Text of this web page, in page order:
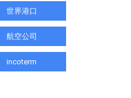
世界港口
航空公司
incoterm